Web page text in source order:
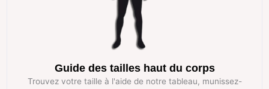
Guide des tailles haut du corps
Trouvez votre taille à l'aide de notre tableau, munissez-